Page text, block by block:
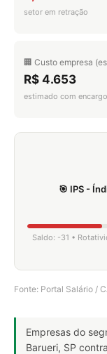
setor em retração
🏢 Custo empresa
R$ 4.653
estimado com
🎯 IPS -
Saldo: -31 •
Fonte: Portal Salário /
Empresas do
Barueri, SP